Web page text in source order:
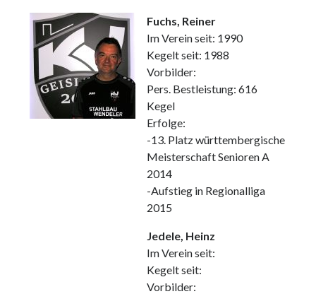
Fuchs, Reiner
Im Verein seit: 1990
Kegelt seit: 1988
Vorbilder:
Pers. Bestleistung: 616
Kegel
Erfolge:
-13. Platz württembergische
Meisterschaft Senioren A
2014
-Aufstieg in Regionalliga
2015
Jedele, Heinz
Im Verein seit:
Kegelt seit:
Vorbilder: